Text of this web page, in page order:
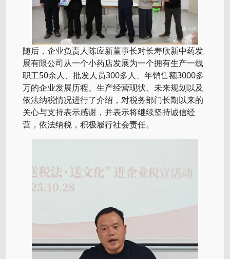
随后，企业负责人陈应新董事长对长寿欣新中药发
展有限公司从一个小药店发展为一个拥有生产一线
职工50余人、批发人员300多人、年销售额3000多
万的企业发展历程、生产经营现状、未来规划以及
依法纳税情况进行了介绍，对税务部门长期以来的
关心与支持表示感谢，并表示将继续坚持诚信经
营，依法纳税，积极履行社会责任。